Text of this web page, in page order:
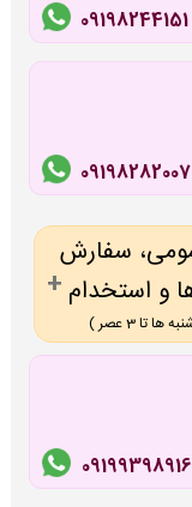
09198244151
09198282007
سفارش
و استخدام
09199398916